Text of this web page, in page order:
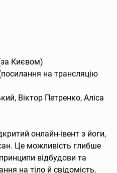
Києвом)
на трансляцію
Віктор Петренко, Аліса
онлайн-івент з йоги,
Це можливість глибше
відбудови та
на тіло й свідомість.